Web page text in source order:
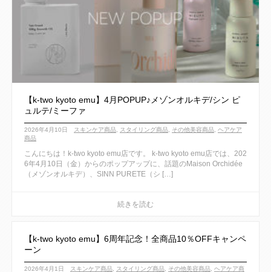
【k-two kyoto emu】4月POPUP♪メゾンオルキデ/シン ピ
ュルテ/ミーファ
2026年4月10日 スキンケア商品, スタイリング商品, その他美容商品, ヘアケア
商品
こんにちは！k-two kyoto emu店です。 k-two kyoto emu店では、202
6年4月10日（金）からのポップアップに、話題のMaison Orchidée
（メゾンオルキデ）、SINN PURETE（シ […]
【k-two kyoto emu】6周年記念！全商品10％OFFキャンペ
ーン
2026年4月1日 スキンケア商品, スタイリング商品, その他美容商品, ヘアケア商